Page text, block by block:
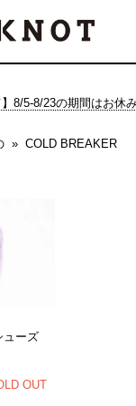
】8/5-8/23の期間はお休
COLD BREAKER
ューズ
OUT